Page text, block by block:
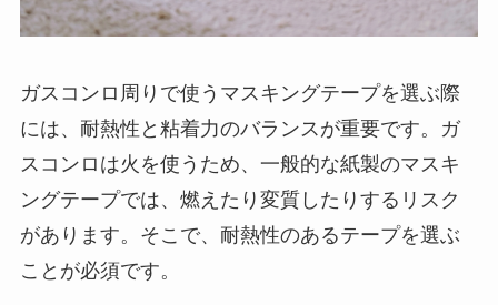
ガスコンロ周りで使うマスキングテープを選ぶ際
には、耐熱性と粘着力のバランスが重要です。ガ
スコンロは火を使うため、一般的な紙製のマスキ
ングテープでは、燃えたり変質したりするリスク
があります。そこで、耐熱性のあるテープを選ぶ
ことが必須です。